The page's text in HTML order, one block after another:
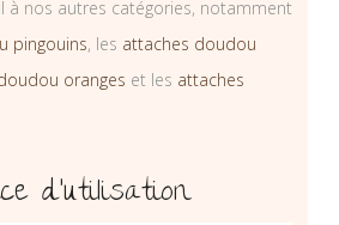
à nos autres catégories, notamment
pingouins, les attaches doudou
oranges et les attaches
d’utilisation